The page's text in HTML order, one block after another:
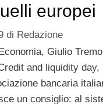
europei
di Redazione
Giulio
and liquidity day,
bancaria
un consiglio: al